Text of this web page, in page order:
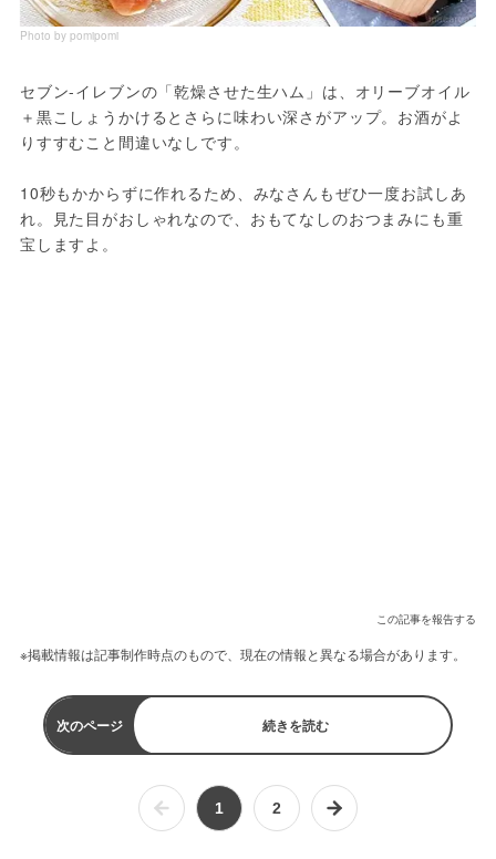
Photo by pomipomi
セブン-イレブンの「乾燥させた生ハム」は、オリーブオイル
＋黒こしょうかけるとさらに味わい深さがアップ。お酒がよ
りすすむこと間違いなしです。
10秒もかからずに作れるため、みなさんもぜひ一度お試しあ
れ。見た目がおしゃれなので、おもてなしのおつまみにも重
宝しますよ。
この記事を報告する
※掲載情報は記事制作時点のもので、現在の情報と異なる場合があります。
次のページ 続きを読む
1 2